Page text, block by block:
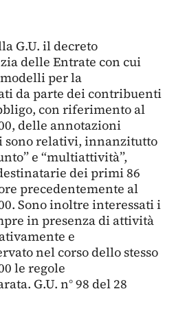
G.U. il decreto
delle Entrate con cui
per la
da parte dei contribuenti
con riferimento al
delle annotazioni
sono relativi, innanzitutto
e “multiattività”,
dei primi 86
precedentemente al
Sono inoltre interessati i
in presenza di attività
e
nel corso dello stesso
le regole
G.U. n° 98 del 28